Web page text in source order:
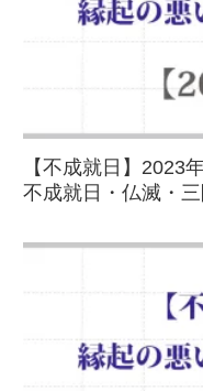
【不成就日】2023
不成就日・仏滅・